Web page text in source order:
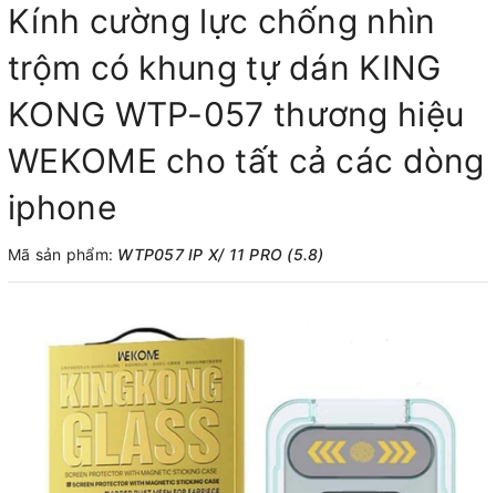
Kính cường lực chống nhìn
trộm có khung tự dán KING
KONG WTP-057 thương hiệu
WEKOME cho tất cả các dòng
iphone
Mã sản phẩm: WTP057 IP X/ 11 PRO (5.8)